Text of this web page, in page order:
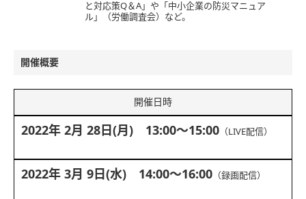
と対応策Q＆A」や「中小企業の防災マニュア
ル」（労働調査会）など。
開催概要
開催日時
2022年 2月 28日(月) 13:00～15:00 （LIVE配信）
2022年 3月 9日(水) 14:00～16:00 （録画配信）